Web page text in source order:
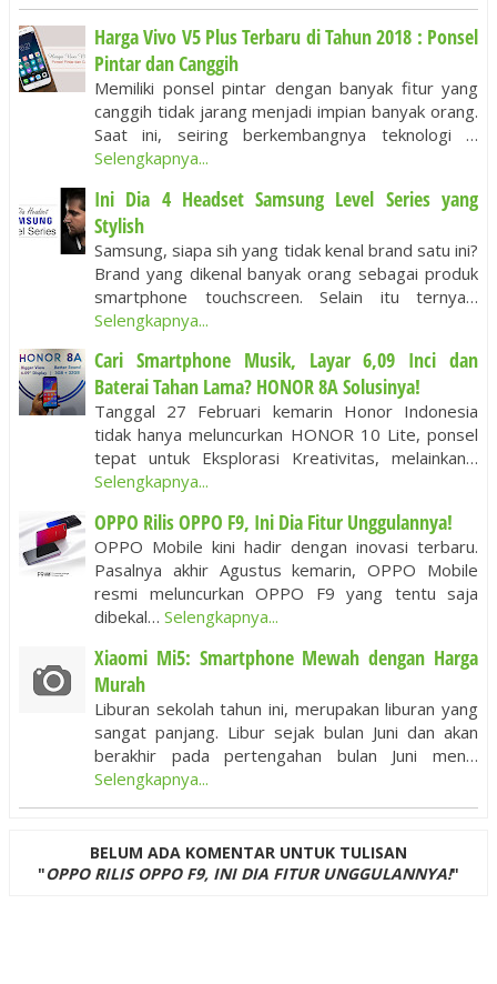
Harga Vivo V5 Plus Terbaru di Tahun 2018 : Ponsel
Pintar dan Canggih
Memiliki ponsel pintar dengan banyak fitur yang
canggih tidak jarang menjadi impian banyak orang.
Saat ini, seiring berkembangnya teknologi …
Selengkapnya...
Ini Dia 4 Headset Samsung Level Series yang
Stylish
Samsung, siapa sih yang tidak kenal brand satu ini?
Brand yang dikenal banyak orang sebagai produk
smartphone touchscreen. Selain itu ternya…
Selengkapnya...
Cari Smartphone Musik, Layar 6,09 Inci dan
Baterai Tahan Lama? HONOR 8A Solusinya!
Tanggal 27 Februari kemarin Honor Indonesia
tidak hanya meluncurkan HONOR 10 Lite, ponsel
tepat untuk Eksplorasi Kreativitas, melainkan…
Selengkapnya...
OPPO Rilis OPPO F9, Ini Dia Fitur Unggulannya!
OPPO Mobile kini hadir dengan inovasi terbaru.
Pasalnya akhir Agustus kemarin, OPPO Mobile
resmi meluncurkan OPPO F9 yang tentu saja
dibekal… Selengkapnya...
Xiaomi Mi5: Smartphone Mewah dengan Harga
Murah
Liburan sekolah tahun ini, merupakan liburan yang
sangat panjang. Libur sejak bulan Juni dan akan
berakhir pada pertengahan bulan Juni men…
Selengkapnya...
BELUM ADA KOMENTAR UNTUK TULISAN
"OPPO RILIS OPPO F9, INI DIA FITUR UNGGULANNYA!"